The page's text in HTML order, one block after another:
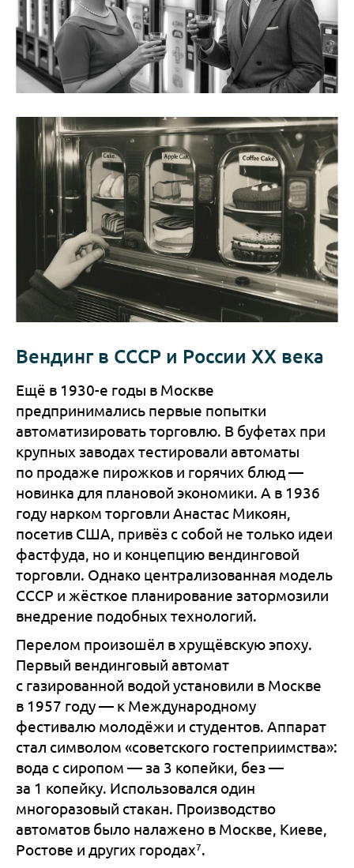
Вендинг в СССР и России XX века
Ещё в 1930-е годы в Москве
предпринимались первые попытки
автоматизировать торговлю. В буфетах при
крупных заводах тестировали автоматы
по продаже пирожков и горячих блюд —
новинка для плановой экономики. А в 1936
году нарком торговли Анастас Микоян,
посетив США, привёз с собой не только идеи
фастфуда, но и концепцию вендинговой
торговли. Однако централизованная модель
СССР и жёсткое планирование затормозили
внедрение подобных технологий.
Перелом произошёл в хрущёвскую эпоху.
Первый вендинговый автомат
с газированной водой установили в Москве
в 1957 году — к Международному
фестивалю молодёжи и студентов. Аппарат
стал символом «советского гостеприимства»:
вода с сиропом — за 3 копейки, без —
за 1 копейку. Использовался один
многоразовый стакан. Производство
автоматов было налажено в Москве, Киеве,
Ростове и других городах7.